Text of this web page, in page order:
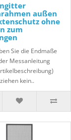
außen
ohne
zum
Sie die Endmaße
Messanleitung
kein..